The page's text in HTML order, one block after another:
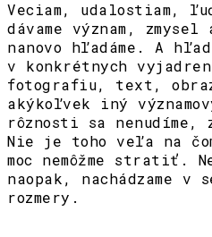
Veciam, udalostiam,
dávame význam,
nanovo hľadáme. A
v konkrétnych
fotografiu, text,
akýkoľvek iný
rôznosti sa nenudíme,
Nie je toho veľa na
moc nemôžme stratiť.
naopak, nachádzame v
rozmery.